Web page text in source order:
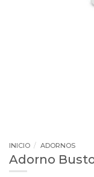
INICIO / ADORNOS
Adorno